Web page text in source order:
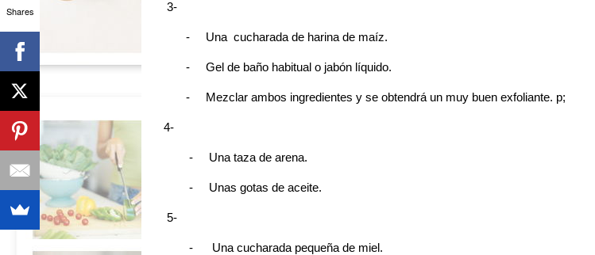
3-
- Una cucharada de harina de maíz.
- Gel de baño habitual o jabón líquido.
- Mezclar ambos ingredientes y se obtendrá un muy buen exfoliante. p;
4-
- Una taza de arena.
- Unas gotas de aceite.
5-
- Una cucharada pequeña de miel.
Shares